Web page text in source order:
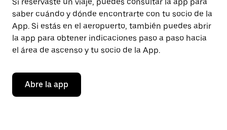
saber cuándo y dónde encontrarte con tu socio de la
App. Si estás en el aeropuerto, también puedes abrir
la app para obtener indicaciones paso a paso hacia
el área de ascenso y tu socio de la App.
Abre la app